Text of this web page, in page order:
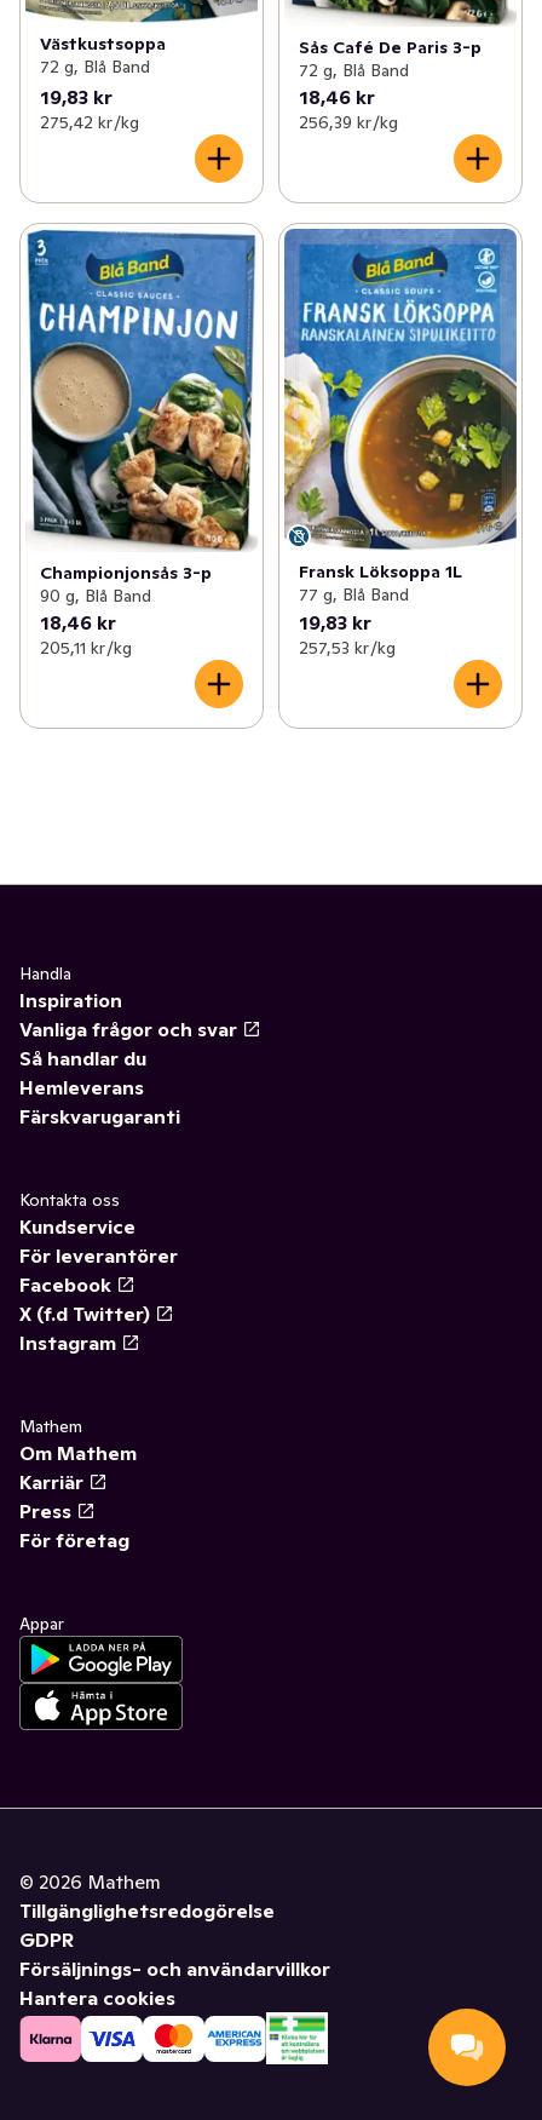
Västkustsoppa
72 g, Blå Band
19,83 kr
275,42 kr /kg
Sås Café De Paris 3-p
72 g, Blå Band
18,46 kr
256,39 kr /kg
Championjonsås 3-p
90 g, Blå Band
18,46 kr
205,11 kr /kg
Fransk Löksoppa 1L
77 g, Blå Band
19,83 kr
257,53 kr /kg
Handla
Inspiration
Vanliga frågor och svar
Så handlar du
Hemleverans
Färskvarugaranti
Kontakta oss
Kundservice
För leverantörer
Facebook
X (f.d Twitter)
Instagram
Mathem
Om Mathem
Karriär
Press
För företag
Appar
© 2026 Mathem
Tillgänglighetsredogörelse
GDPR
Försäljnings- och användarvillkor
Hantera cookies